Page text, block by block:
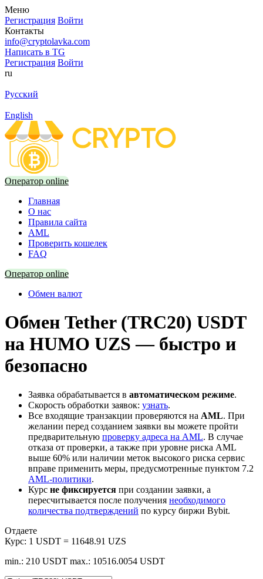
Меню
Регистрация Войти
Контакты
info@cryptolavka.com
Написать в TG
Регистрация Войти
ru
Русский
English
Оператор online
Главная
О нас
Правила сайта
AML
Проверить кошелек
FAQ
Оператор online
Обмен валют
Обмен Tether (TRC20) USDT
на HUMO UZS — быстро и
безопасно
Заявка обрабатывается в автоматическом режиме.
Скорость обработки заявок: узнать.
Все входящие транзакции проверяются на AML. При
желании перед созданием заявки вы можете пройти
предварительную проверку адреса на AML. В случае
отказа от проверки, а также при уровне риска AML
выше 60% или наличии меток высокого риска сервис
вправе применить меры, предусмотренные пунктом 7.2
AML-политики.
Курс не фиксируется при создании заявки, а
пересчитывается после получения необходимого
количества подтверждений по курсу биржи Bybit.
Отдаете
Курс: 1 USDT = 11648.91 UZS
min.: 210 USDT max.: 10516.0054 USDT